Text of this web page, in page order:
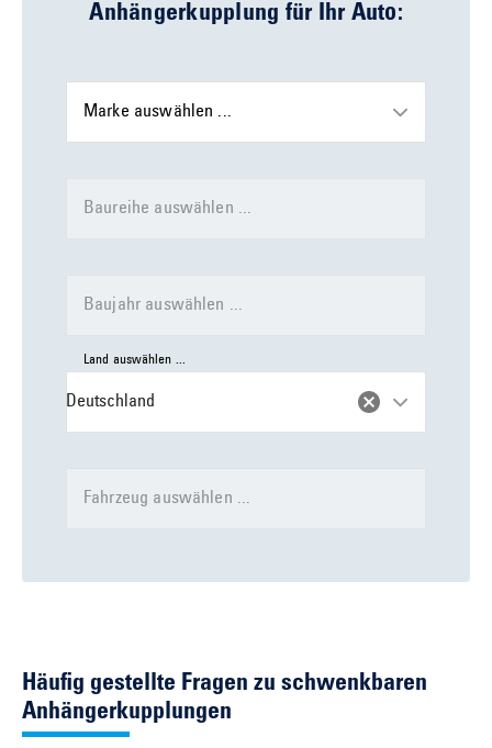
Anhängerkupplung für Ihr Auto:
Marke auswählen ...
Baureihe auswählen ...
Baujahr auswählen ...
Deutschland
Land auswählen ...
Fahrzeug auswählen ...
Häufig gestellte Fragen zu schwenkbaren
Anhängerkupplungen